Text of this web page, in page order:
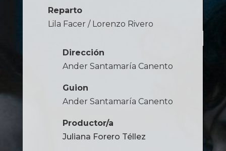
Reparto
Lila Facer / Lorenzo Rivero
Dirección
Ander Santamaría Canento
Guion
Ander Santamaría Canento
Productor/a
Juliana Forero Téllez